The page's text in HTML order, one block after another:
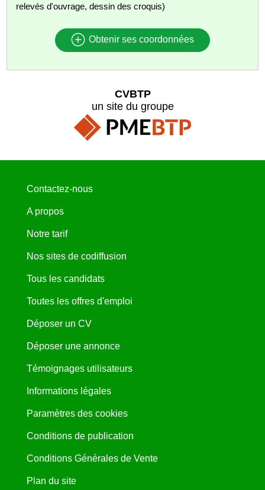
relevés d'ouvrage, dessin des croquis)
Obtenir ses coordonnées
CVBTP
un site du groupe
Contactez-nous
A propos
Notre tarif
Nos sites de codiffusion
Tous les candidats
Toutes les offres d'emploi
Déposer un CV
Déposer une annonce
Témoignages utilisateurs
Informations légales
Paramètres des cookies
Conditions de publication
Conditions Générales de Vente
Plan du site